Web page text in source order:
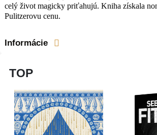
celý život magicky priťahujú. Kniha získala
Pulitzerovu cenu.
Informácie
TOP